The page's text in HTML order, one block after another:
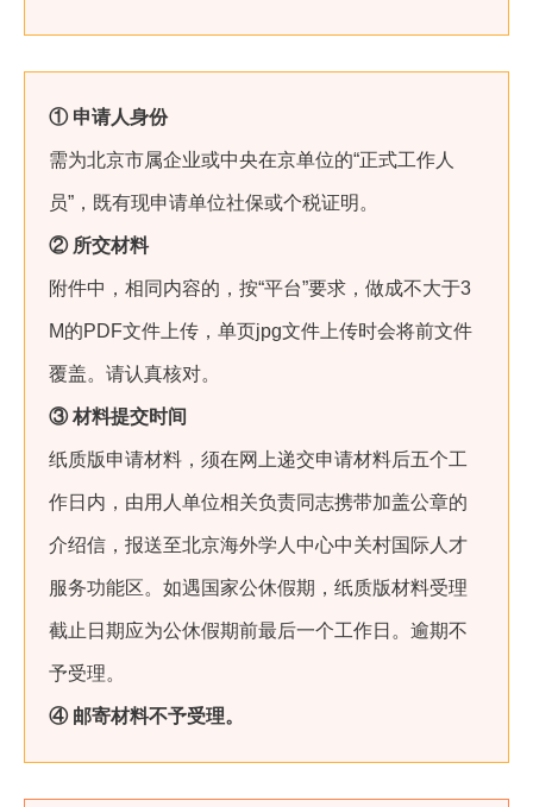
① 申请人身份
需为北京市属企业或中央在京单位的“正式工作人
员”，既有现申请单位社保或个税证明。
② 所交材料
附件中，相同内容的，按“平台”要求，做成不大于3
M的PDF文件上传，单页jpg文件上传时会将前文件
覆盖。请认真核对。
③ 材料提交时间
纸质版申请材料，须在网上递交申请材料后五个工
作日内，由用人单位相关负责同志携带加盖公章的
介绍信，报送至北京海外学人中心中关村国际人才
服务功能区。如遇国家公休假期，纸质版材料受理
截止日期应为公休假期前最后一个工作日。逾期不
予受理。
④ 邮寄材料不予受理。